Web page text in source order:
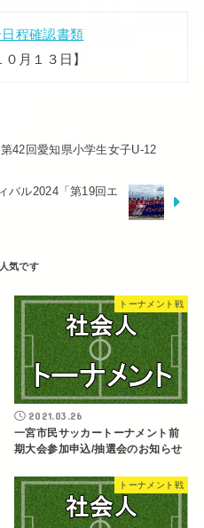
程確認書類
０月１３日】
42回愛知県小学生女子U-12
バル2024「第19回エ
トーナメント戦
2021.03.26
一宮市民サッカートーナメント前
期大会参加申込/抽選会のお知らせ
トーナメント戦